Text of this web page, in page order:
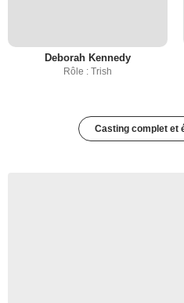
Deborah Kennedy
Rôle : Trish
Casting complet et